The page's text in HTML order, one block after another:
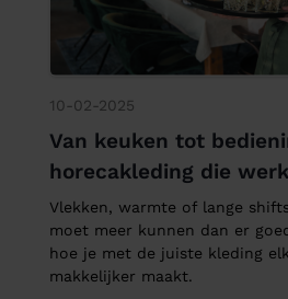
10-02-2025
Van keuken tot
horecakleding die
Vlekken, warmte of lange
moet meer kunnen dan er
hoe je met de juiste kleding
makkelijker maakt.